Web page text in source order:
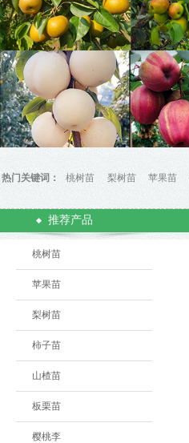
热门关键词： 桃树苗 梨树苗 苹果苗
推荐产品
桃树苗
苹果苗
梨树苗
柿子苗
山楂苗
板栗苗
樱桃李